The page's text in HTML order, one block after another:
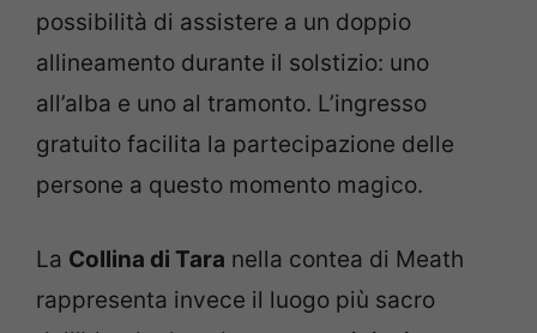
possibilità di assistere a un doppio
allineamento durante il solstizio: uno
all’alba e uno al tramonto. L’ingresso
gratuito facilita la partecipazione delle
persone a questo momento magico.
La Collina di Tara nella contea di Meath
rappresenta invece il luogo più sacro